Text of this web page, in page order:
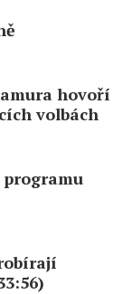
hovoří
volbách